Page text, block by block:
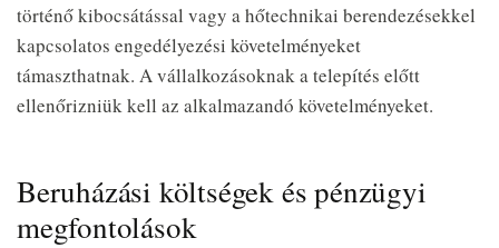
történő kibocsátással vagy a hőtechnikai berendezésekkel
kapcsolatos engedélyezési követelményeket
támaszthatnak. A vállalkozásoknak a telepítés előtt
ellenőrizniük kell az alkalmazandó követelményeket.
Beruházási költségek és pénzügyi
megfontolások